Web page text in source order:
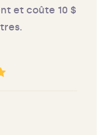
et coûte 10 $